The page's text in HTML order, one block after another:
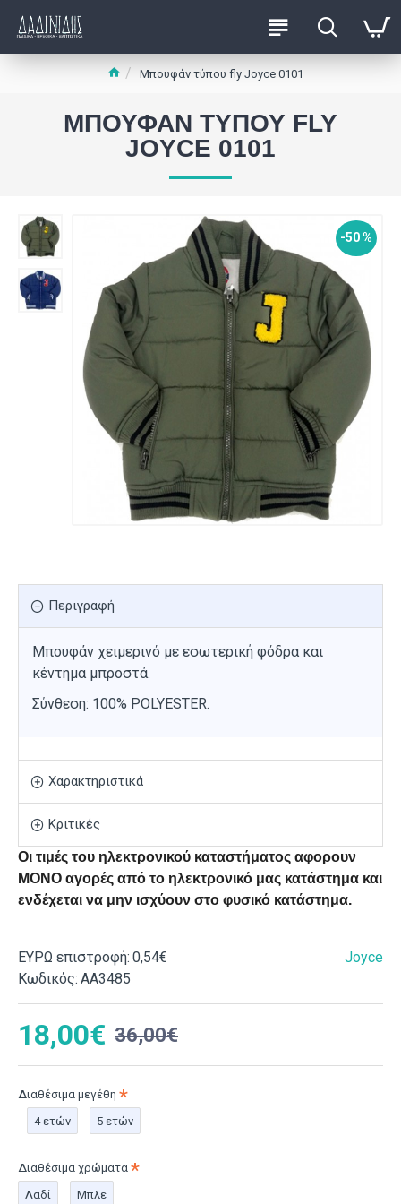
Μπουφάν τύπου fly Joyce 0101
ΜΠΟΥΦΆΝ ΤΎΠΟΥ FLY
JOYCE 0101
-50 %
Περιγραφή
Μπουφάν χειμερινό με εσωτερική φόδρα και
κέντημα μπροστά.
Σύνθεση: 100% POLYESTER.
Χαρακτηριστικά
Κριτικές
Οι τιμές του ηλεκτρονικού καταστήματος αφορουν
ΜΟΝΟ αγορές από το ηλεκτρονικό μας κατάστημα και
ενδέχεται να μην ισχύουν στο φυσικό κατάστημα.
ΕΥΡΩ επιστροφή: 0,54€
Κωδικός: ΑΑ3485
Joyce
18,00€ 36,00€
Διαθέσιμα μεγέθη
4 ετών
5 ετών
Διαθέσιμα χρώματα
Λαδί
Μπλε